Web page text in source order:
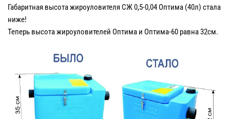
Габаритная высота жироуловителя СЖ 0,5-0,04 Оптима (40л) стала
ниже!
Теперь высота жироуловителей Оптима и Оптима-60 равна 32см.